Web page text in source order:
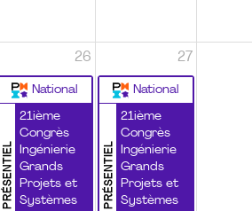
26
National
PRÉSENTIEL
21ième
Congrès
Ingénierie
Grands
Projets et
Systèmes
27
National
PRÉSENTIEL
21ième
Congrès
Ingénierie
Grands
Projets et
Systèmes